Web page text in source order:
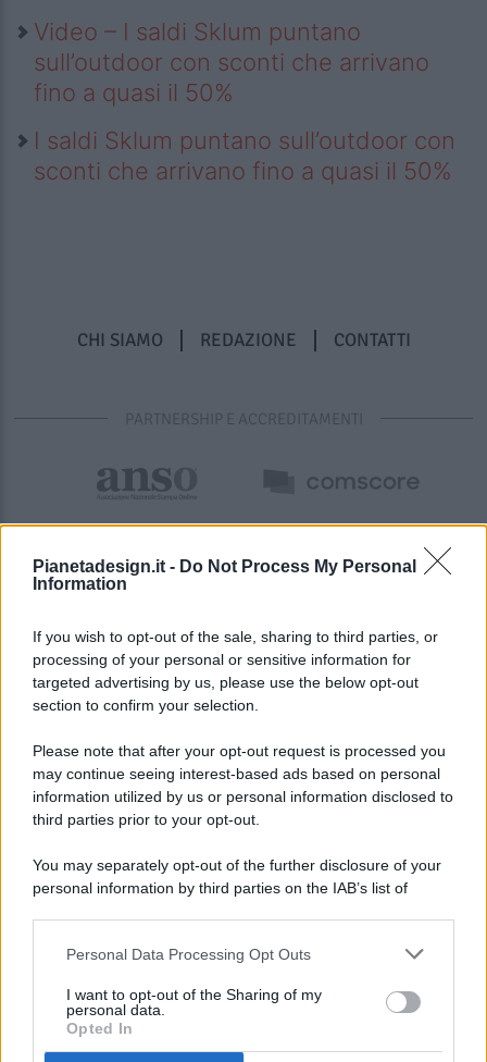
Pianetadesign.it - Do Not Process My Personal
Information
If you wish to opt-out of the sale, sharing to third parties, or
processing of your personal or sensitive information for
targeted advertising by us, please use the below opt-out
section to confirm your selection.
Please note that after your opt-out request is processed you
may continue seeing interest-based ads based on personal
information utilized by us or personal information disclosed to
third parties prior to your opt-out.
You may separately opt-out of the further disclosure of your
personal information by third parties on the IAB’s list of
This information may also be disclosed by us to third parties
disclose it to other third parties.
Personal Data Processing Opt Outs
I want to opt-out of the Sharing of my
personal data.
Opted In
Video – I saldi Sklum puntano
sull’outdoor con sconti che arrivano
fino a quasi il 50%
I saldi Sklum puntano sull’outdoor con
sconti che arrivano fino a quasi il 50%
CHI SIAMO REDAZIONE CONTATTI
PARTNERSHIP E ACCREDITAMENTI
© 2026 - Pianeta Design - P.IVA 04827280654 - Testata
Registrata Al Tribunale Di Nocera Inferiore N. 8/2020 - RG N.
ISCRIZIONE AL ROC N. 35792 – ISCRITTA ALL’ANSO
(ASSOCIAZIONE NAZIONALE STAMPA ONLINE)
PREFERENZE PRIVACY